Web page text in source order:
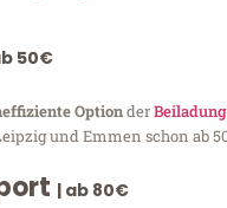
50€
OptionderBeiladung
und Emmen schon ab
| ab 80€